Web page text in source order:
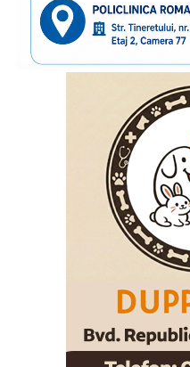
către părinții care pleacă
încurajându-i să păstreze
rămași acasă și să acorde
Vom continua acest
cooperarea dintre instituții
pot contribui la protejarea
și la sprijinirea familiilor
inspectorul
Române, chestor